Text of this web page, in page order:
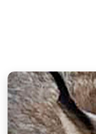
Prev